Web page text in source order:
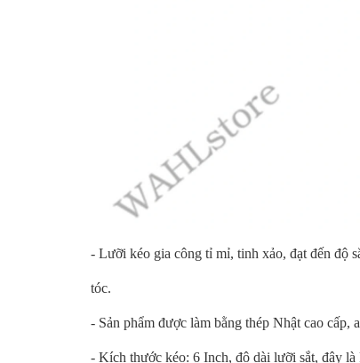
- Lưỡi kéo gia công tỉ mỉ, tinh xảo, đạt đến độ
tóc.
- Sản phẩm được làm bằng thép Nhật cao
- Kích thước kéo: 6 Inch, độ dài lưỡi sắt, đây